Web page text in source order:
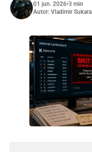
01 jun. 2026•3 min
Autor: Vladimir Sukara